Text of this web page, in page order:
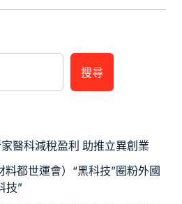
搜尋
醫科減稅盈利 助推立異創業
料都世運會）“黑科技”圈粉外國
技”